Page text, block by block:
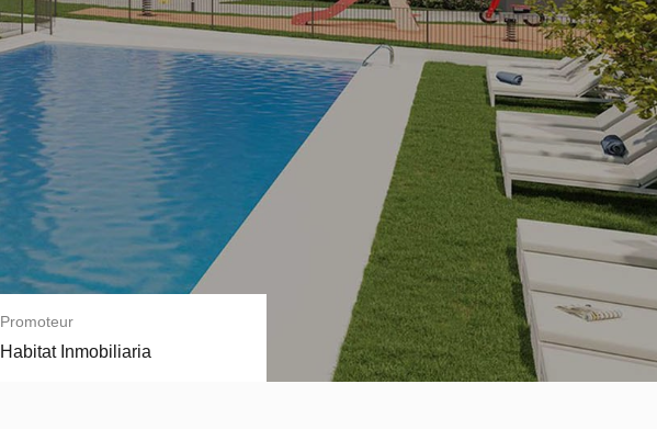
Promoteur
Habitat Inmobiliaria